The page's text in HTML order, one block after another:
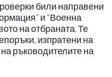
били направени
и “Военна
на отбраната. Те
изпратени на
ръководителите на